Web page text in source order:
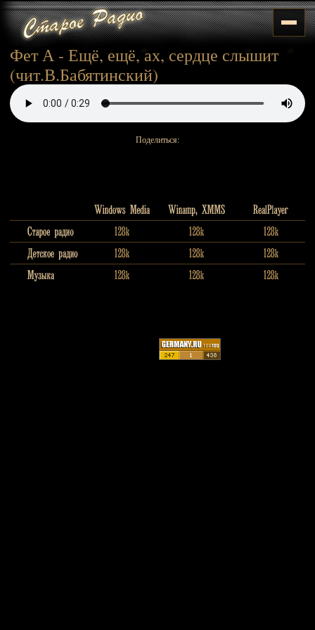
Фет А - Ещё, ещё, ах, сердце слышит
(чит.В.Бабятинский)
Поделиться: